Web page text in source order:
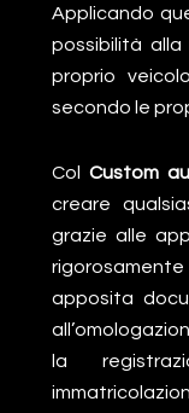
Applicando
possibilità
proprio
secondo le
ColCustom
creare
grazie alle
apposita
la